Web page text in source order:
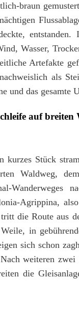
braun
Wasser,
Artefakte
als
und das gesamte
auf breiten
kurzes Stück
Waldweg,
Agrippina,
die Route aus
in
sich schon
weiteren zwei
die